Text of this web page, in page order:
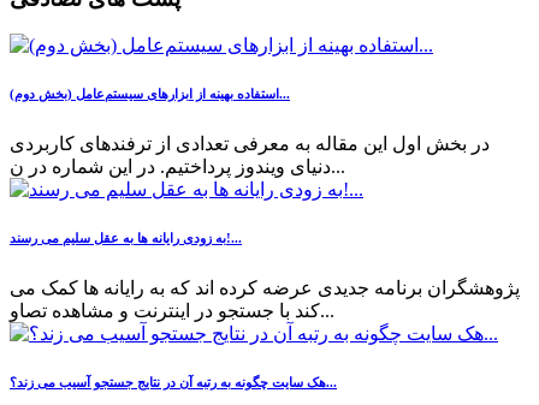
استفاده بهینه از ابزارهای سیستم‌عامل (بخش دوم)...
در بخش اول این مقاله به معرفی تعدادی از ترفندهای کاربردی
دنیای ویندوز پرداختیم. در این شماره در ن...
به زودی رایانه ها به عقل سلیم می رسند!...
پژوهشگران برنامه جدیدی عرضه کرده اند که به رایانه ها کمک می
کند با جستجو در اینترنت و مشاهده تصاو...
هک سایت چگونه به رتبه آن در نتایج جستجو آسیب می زند؟...